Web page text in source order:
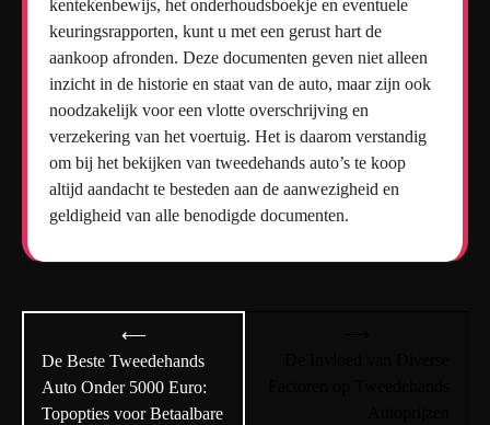
kentekenbewijs, het onderhoudsboekje en eventuele
keuringsrapporten, kunt u met een gerust hart de
aankoop afronden. Deze documenten geven niet alleen
inzicht in de historie en staat van de auto, maar zijn ook
noodzakelijk voor een vlotte overschrijving en
verzekering van het voertuig. Het is daarom verstandig
om bij het bekijken van tweedehands auto’s te koop
altijd aandacht te besteden aan de aanwezigheid en
geldigheid van alle benodigde documenten.
navigatie
⟵
De Beste Tweedehands
Auto Onder 5000 Euro:
Topopties voor Betaalbare